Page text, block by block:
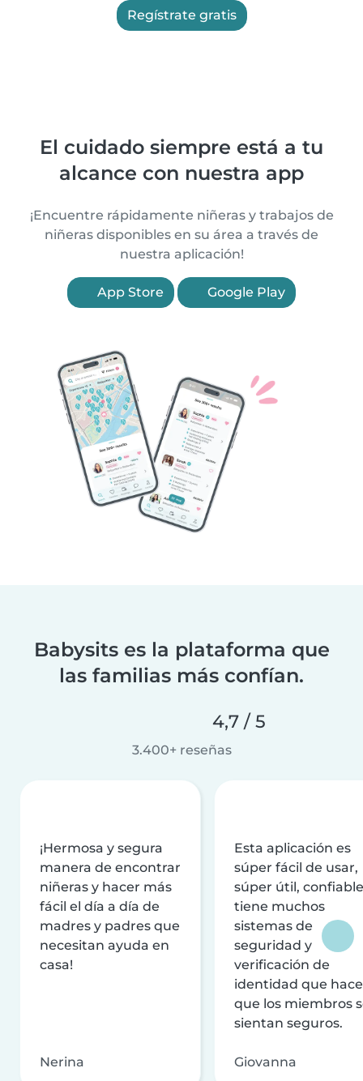
Regístrate gratis
El cuidado siempre está a tu
alcance con nuestra app
¡Encuentre rápidamente niñeras y trabajos de
niñeras disponibles en su área a través de
nuestra aplicación!
App Store Google Play
Babysits es la plataforma que
las familias más confían.
4,7 / 5
3.400+ reseñas
¡Hermosa y segura
manera de encontrar
niñeras y hacer más
fácil el día a día de
madres y padres que
necesitan ayuda en
casa!
Nerina
Esta aplicación es
súper fácil de usar,
súper útil,
tiene muchos
sistemas de
seguridad y
verificación de
identidad que
que los miembros
sientan seguros.
Giovanna